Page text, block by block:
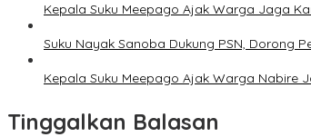
Kepala Suku Meepago Ajak Warga Jaga
Suku Nayak Sanoba Dukung PSN, Dorong
Kepala Suku Meepago Ajak Warga Nabire
Tinggalkan Balasan